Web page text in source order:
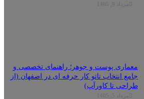
مرداد 9, 1405
معماری پوست و جوهر؛ راهنمای تخصصی و
جامع انتخاب تاتو کار حرفه ای در اصفهان (از
طراحی تا کاورآپ)
مرداد 5, 1405